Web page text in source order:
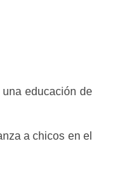
educación de
a chicos en el